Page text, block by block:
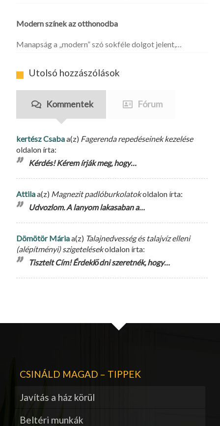
Modern színek az otthonodba
Manapság a „modern” szó sokféle dolgot jelent,…
Utolsó hozzászólások
Kommentek Fórum
kertész Csabaa(z) Fagerenda repedéseinek kezelése
oldalon írta:
Kérdés! Kérem írják meg, hogy…
Attilaa(z) Magnezit padlóburkolatokoldalon írta:
Udvozlom. A lanyom lakasaban a…
Dömötör Máriaa(z) Talajnedvesség és talajvíz elleni
(alépítményi) szigetelésekoldalon írta:
Tisztelt Cím! Érdeklődni szeretnék, hogy…
CSINÁLD MAGAD – TIPPEK
Javítás a ház körül
Beltéri munkák